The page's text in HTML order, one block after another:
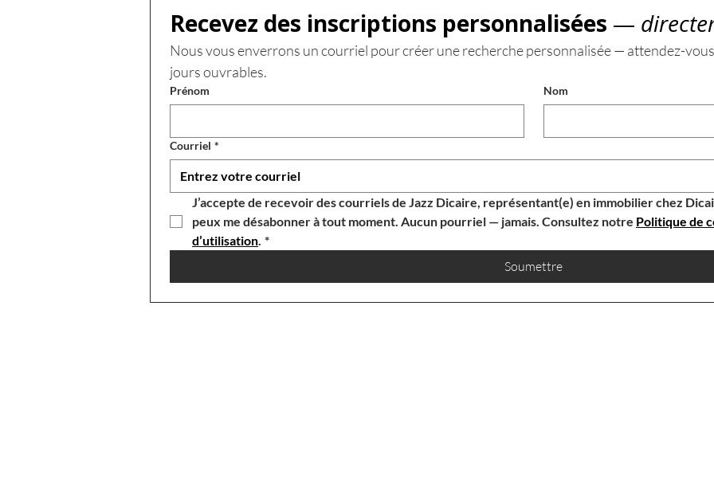
Recevez des inscriptions personnalisées —
Nous vous enverrons un courriel pour créer une recherche personnalisée — attendez-
jours ouvrables.
Prénom Nom
Courriel *
J’accepte de recevoir des courriels de Jazz Dicaire, représentant(e) en immobilier chez
peux me désabonner à tout moment. Aucun pourriel — jamais. Consultez notre Politique de
d’utilisation. *
Soumettre